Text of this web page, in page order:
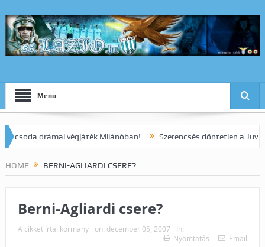
Menu
drámai végjáték Milánóban! Szerencsés döntetlen a Juve
HOME BERNI-AGLIARDI CSERE?
Berni-Agliardi csere?
A cikket írta: kormany on: december 05, 2007
In:
Nyomtatás
Email